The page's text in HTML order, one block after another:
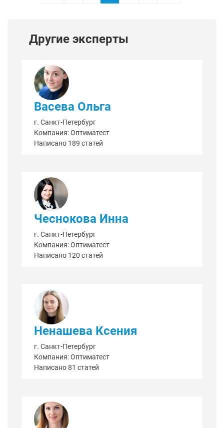
Другие эксперты
Васева Ольга
г. Санкт-Петербург
Компания: Оптиматест
Написано 189 статей
Чеснокова Инна
г. Санкт-Петербург
Компания: Оптиматест
Написано 120 статей
Ненашева Ксения
г. Санкт-Петербург
Компания: Оптиматест
Написано 81 статей